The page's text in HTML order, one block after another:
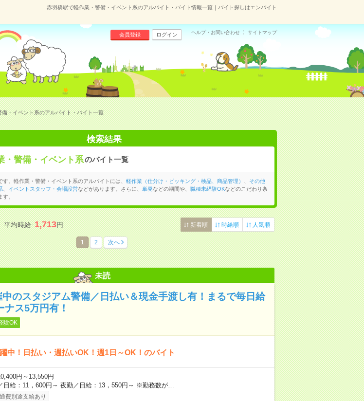
赤羽橋駅で軽作業・警備・イベント系のアルバイト・バイト情報一覧｜バイト探しはエンバイト
会員登録 ログイン ヘルプ・お問い合わせ サイトマップ
・イベント系のアルバイト・バイト一覧
検索結果
・警備・イベント系のバイト一覧
。軽作業・警備・イベント系のアルバイトには、 軽作業（仕分け・ピッキング・検品、商品管理）
その他
イベントスタッフ・会場設営などがあります。さらに、 単発などの期間や、 職種未経験OKなどのこだわり条
。
平均時給:1,713円 新着順 時給順 人気順
1 2 次へ
未読
のスタジアム警備／日払い＆現金手渡し有！まるで毎日給
ス5万円有！
験OK
中！日払い・週払いOK！週1日～OK！のバイト
円～13,550円
日給：11，600円～ 夜勤／日給：13，550円～ ※勤務数が…
費別途支給あり